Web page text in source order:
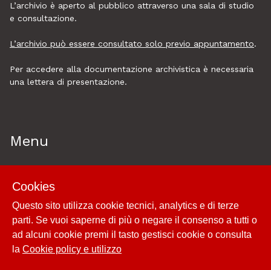
L’archivio è aperto al pubblico attraverso una sala di studio
e consultazione.
L’archivio può essere consultato solo previo appuntamento.
Per accedere alla documentazione archivistica è necessaria
una lettera di presentazione.
Menu
Esplora
Historytelling
Cookie policy e utilizzo
Cookies
Questo sito utilizza cookie tecnici, analytics e di terze
parti. Se vuoi saperne di più o negare il consenso a tutti o
ad alcuni cookie premi il tasto gestisci cookie o consulta
la Cookie policy e utilizzo